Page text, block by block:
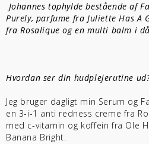
Johannes tophylde bestående af
Purely, parfume fra Juliette Has A
fra Rosalique og en multi balm i
Hvordan ser din hudplejerutine
Jeg bruger dagligt min Serum og
en 3-i-1 anti redness creme fra
med c-vitamin og koffein fra Ole
Banana Bright.